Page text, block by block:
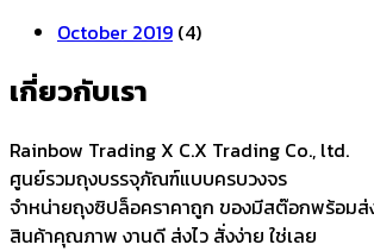
October 2019 (4)
เกี่ยวกับเรา
Rainbow Trading X C.X Trading Co., ltd.
ศูนย์รวมถุงบรรจุภัณฑ์แบบครบวงจร
จำหน่ายถุงซิปล็อคราคาถูก ของมีสต๊อกพร้อมส่
สินค้าคุณภาพ งานดี ส่งไว สั่งง่าย ใช่เลย